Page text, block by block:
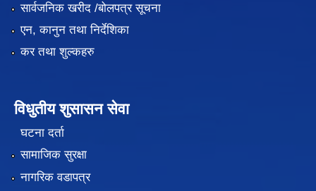
सार्वजनिक खरीद /बोलपत्र सूचना
एन, कानुन तथा निर्देशिका
कर तथा शुल्कहरु
विधुतीय शुसासन सेवा
घटना दर्ता
सामाजिक सुरक्षा
नागरिक वडापत्र